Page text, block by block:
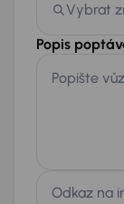
Vybrat
Popis
Popište vůz
Odkaz na